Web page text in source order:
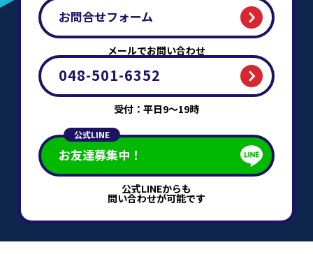
お問合せフォーム
メールでお問い合わせ
048-501-6352
受付：平日9～19時
公式LINE
お友達募集中！
公式LINEからも
問い合わせが可能です